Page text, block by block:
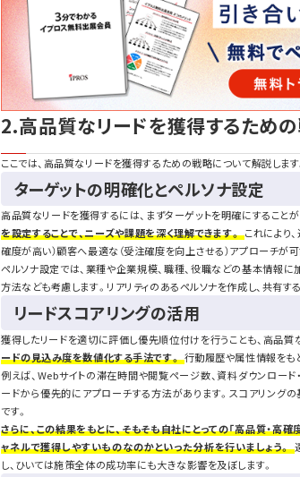
2.高品質なリードを獲得するため
ここでは、高品質なリードを獲得するための戦略について解説します
ターゲットの明確化とペルソナ設定
高品質なリードを獲得するには、まずターゲットを明確にすること
を設定することで、ニーズや課題を深く理解できます。これにより
確度が高い）顧客へ最適な（受注確度を向上させる）アプローチが可
ペルソナ設定では、業種や企業規模、職種、役職などの基本情報
方法なども考慮します。リアリティのあるペルソナを作成し、共有
リードスコアリングの活用
獲得したリードを適切に評価し優先順位付けを行うことも、高品質
ードの見込み度を数値化する手法です。行動履歴や属性情報をも
例えば、Webサイトの滞在時間や閲覧ページ数、資料ダウンロー
ードから優先的にアプローチする方法があります。スコアリング
です。
さらに、この結果をもとに、そもそも自社にとっての「高品質・高
ャネルで獲得しやすいものなのかといった分析を行いましょう。
し、ひいては施策全体の成功率にも大きな影響を及ぼします。